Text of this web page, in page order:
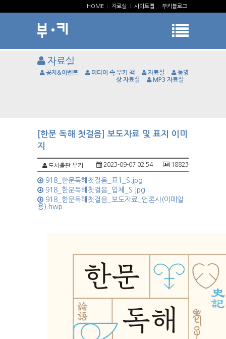
HOME 자료실 사이트맵 부키블로그
자료실
공지&이벤트 미디어 속 부키 책 자료실
동영
상 자료실
MP3 자료실
[한문 독해 첫걸음] 보도자료 및 표지 이미
지
도서출판 부키 18823
2023-09-07 02:54
918_한문독해첫걸음_표1_S.jpg
918_한문독해첫걸음_입체_S.jpg
918_한문독해첫걸음_보도자료_언론사(이메일
용).hwp